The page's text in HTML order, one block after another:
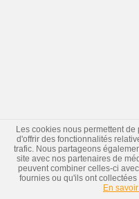
Les cookies nous permettent
d'offrir des fonctionnalités
trafic. Nous partageons
site avec nos partenaires de
peuvent combiner celles-ci
fournies ou qu'ils ont
En